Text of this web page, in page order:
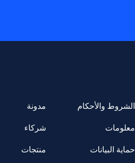
الشروط والأحكام
معلومات
حماية البيانات
مدونة
شركاء
منتجات